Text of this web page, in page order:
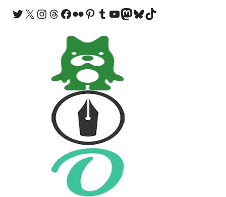
Twitter X Instagram Threads Facebook Flickr Pinterest Tumblr YouTube Mastodon Bluesky TikTok